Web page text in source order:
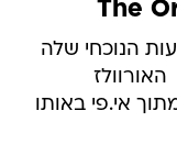
The
הנוכחי שלה
אי.פי באותו